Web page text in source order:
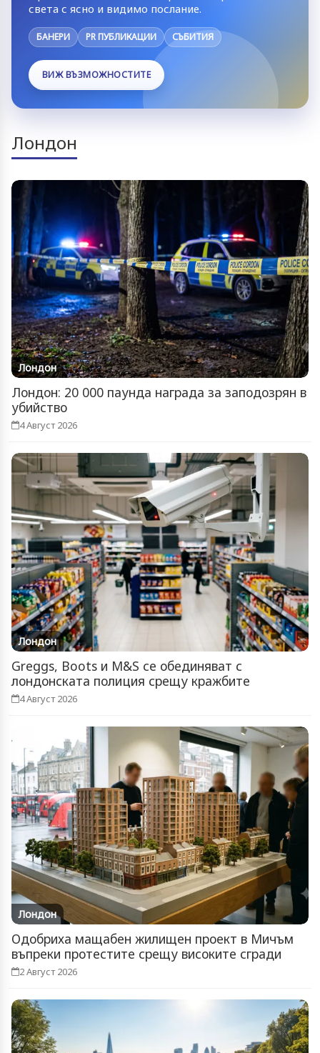
света с ясно и видимо послание.
БАНЕРИ PR ПУБЛИКАЦИИ СЪБИТИЯ
ВИЖ ВЪЗМОЖНОСТИТЕ
Лондон
Лондон
Лондон: 20 000 паунда награда за заподозрян в
убийство
4 Август 2026
Лондон
Greggs, Boots и M&S се обединяват с
лондонската полиция срещу кражбите
4 Август 2026
Лондон
Одобриха мащабен жилищен проект в Мичъм
въпреки протестите срещу високите сгради
2 Август 2026